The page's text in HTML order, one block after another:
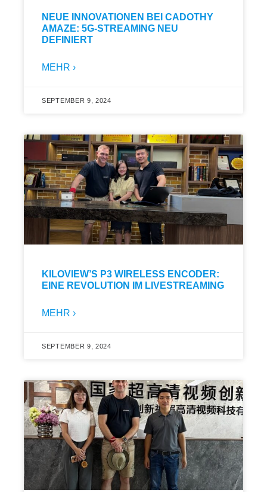
NEUE INNOVATIONEN BEI CADOTHY
AMAZE: 5G-STREAMING NEU
DEFINIERT
MEHR ›
SEPTEMBER 9, 2024
KILOVIEW’S P3 WIRELESS ENCODER:
EINE REVOLUTION IM LIVESTREAMING
MEHR ›
SEPTEMBER 9, 2024